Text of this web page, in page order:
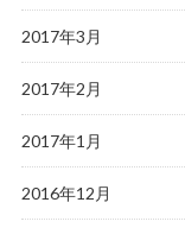
2017年3月
2017年2月
2017年1月
2016年12月